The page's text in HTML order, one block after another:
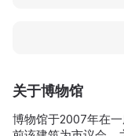
关于博物馆
博物馆于2007年在